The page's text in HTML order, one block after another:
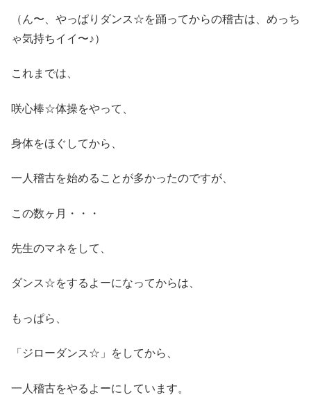
（ん〜、やっぱりダンス☆を踊ってからの稽古は、めっち
ゃ気持ちイイ〜♪）
これまでは、
咲心棒☆体操をやって、
身体をほぐしてから、
一人稽古を始めることが多かったのですが、
この数ヶ月・・・
先生のマネをして、
ダンス☆をするよーになってからは、
もっぱら、
「ジローダンス☆」をしてから、
一人稽古をやるよーにしています。